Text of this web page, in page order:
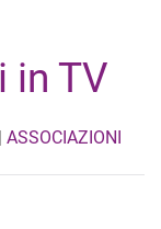
in TV
ASSOCIAZIONI